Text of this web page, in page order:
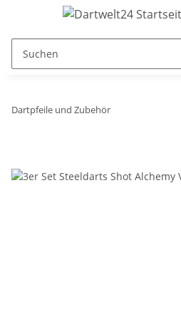
Dartpfeile und Zubehör